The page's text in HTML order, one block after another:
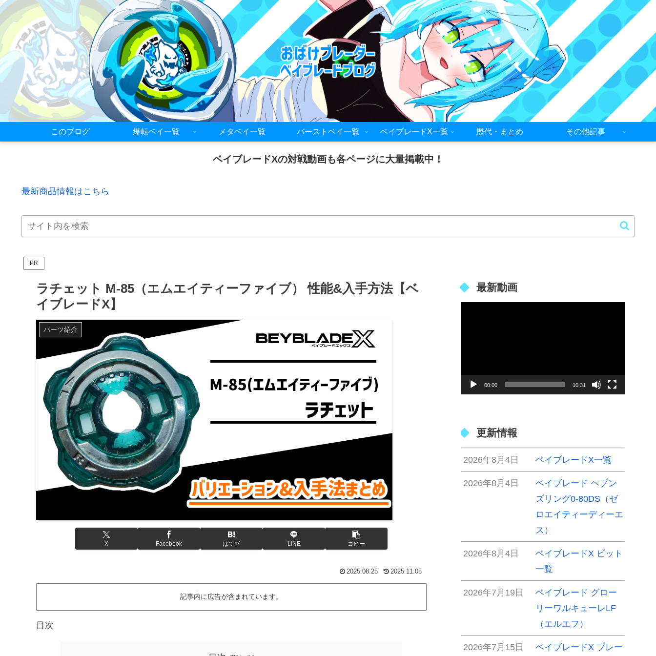
このブログ 爆転ベイ一覧 メタベイ一覧 バーストベイ一覧 ベイブレードX一覧 歴代・まとめ その他記事
ベイブレードXの対戦動画も各ページに大量掲載中！
最新商品情報はこちら
PR
ラチェット M-85（エムエイティーファイブ） 性能&入手方法【ベ
イブレードX】
パーツ紹介
X Facebook はてブ LINE コピー
2025.08.25 2025.11.05
記事内に広告が含まれています。
目次
最新動画
00:00 10:31
更新情報
2026年8月4日 ベイブレードX一覧
2026年8月4日
ベイブレード ヘブン
ズリング0-80DS（ゼ
ロエイティーディーエ
ス）
2026年8月4日
ベイブレードX ビット
一覧
2026年7月19日
ベイブレード グロー
リーワルキューレLF
（エルエフ）
2026年7月15日 ベイブレードX ブレー